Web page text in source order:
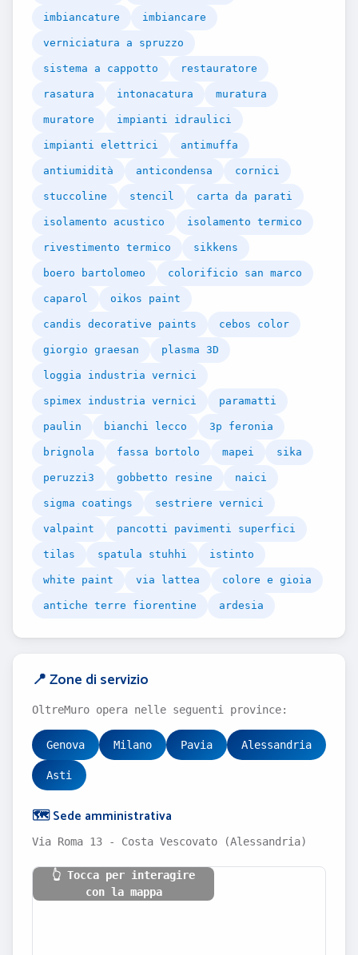
imbiancature imbiancare
verniciatura a spruzzo
sistema a cappotto restauratore
rasatura intonacatura muratura
muratore impianti idraulici
impianti elettrici antimuffa
antiumidità anticondensa cornici
stuccoline stencil carta da parati
isolamento acustico isolamento termico
rivestimento termico sikkens
boero bartolomeo colorificio san marco
caparol oikos paint
candis decorative paints cebos color
giorgio graesan plasma 3D
loggia industria vernici
spimex industria vernici paramatti
paulin bianchi lecco 3p feronia
brignola fassa bortolo mapei sika
peruzzi3 gobbetto resine naici
sigma coatings sestriere vernici
valpaint pancotti pavimenti superfici
tilas spatula stuhhi istinto
white paint via lattea colore e gioia
antiche terre fiorentine ardesia
📍 Zone di servizio
OltreMuro opera nelle seguenti province:
Genova Milano Pavia Alessandria
Asti
🗺️ Sede amministrativa
Via Roma 13 - Costa Vescovato (Alessandria)
👆 Tocca per interagire
con la mappa